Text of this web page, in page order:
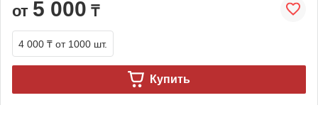
от 5 000 ₸
4 000 ₸ от 1000 шт.
Купить